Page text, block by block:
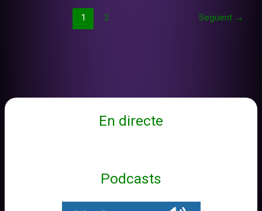
1 2 Següent →
En directe
Podcasts